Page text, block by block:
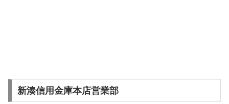
新湊信用金庫本店営業部